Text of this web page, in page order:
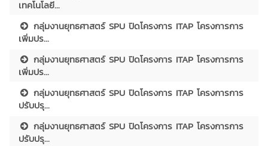
เทคโนโลยี...
กลุ่มงานยุทธศาสตร์ SPU ปิดโครงการ ITAP โครงการการ
เพิ่มปร...
กลุ่มงานยุทธศาสตร์ SPU ปิดโครงการ ITAP โครงการการ
เพิ่มปร...
กลุ่มงานยุทธศาสตร์ SPU ปิดโครงการ ITAP โครงการการ
ปรับปรุ...
กลุ่มงานยุทธศาสตร์ SPU ปิดโครงการ ITAP โครงการการ
ปรับปรุ...